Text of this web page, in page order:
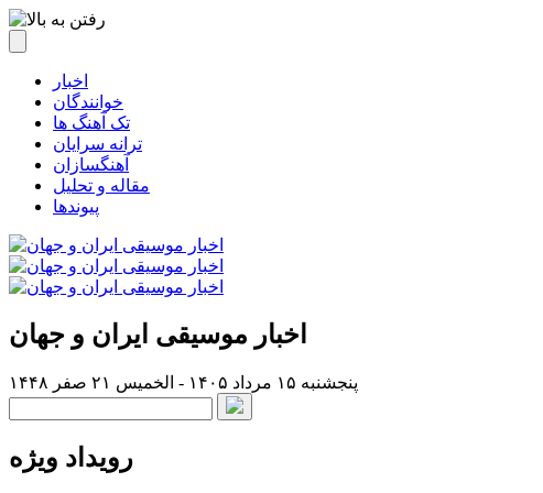
اخبار
خوانندگان
تک آهنگ ها
ترانه سرایان
آهنگسازان
مقاله و تحلیل
پیوندها
اخبار موسیقی ایران و جهان
پنجشنبه ۱۵ مرداد ۱۴۰۵ - الخميس ۲۱ صفر ۱۴۴۸
رویداد ویژه